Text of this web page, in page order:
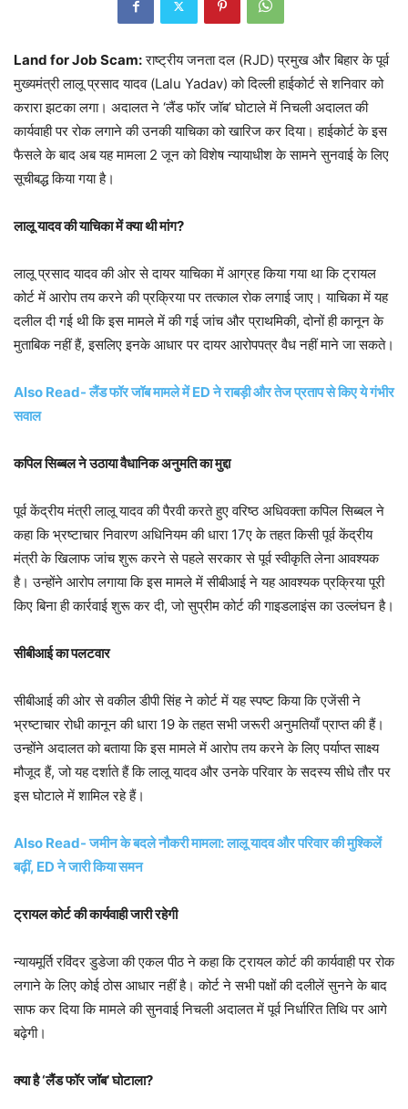
Land for Job Scam:राष्ट्रीय जनता दल (RJD) प्रमुख और बिहार के पूर्व
मुख्यमंत्री लालू प्रसाद यादव (Lalu Yadav) को दिल्ली हाईकोर्ट से शनिवार को
करारा झटका लगा। अदालत ने ‘लैंड फॉर जॉब’ घोटाले में निचली अदालत की
कार्यवाही पर रोक लगाने की उनकी याचिका को खारिज कर दिया। हाईकोर्ट के इस
फैसले के बाद अब यह मामला 2 जून को विशेष न्यायाधीश के सामने सुनवाई के लिए
सूचीबद्ध किया गया है।
लालू यादव की याचिका में क्या थी मांग?
लालू प्रसाद यादव की ओर से दायर याचिका में आग्रह किया गया था कि ट्रायल
कोर्ट में आरोप तय करने की प्रक्रिया पर तत्काल रोक लगाई जाए। याचिका में यह
दलील दी गई थी कि इस मामले में की गई जांच और प्राथमिकी, दोनों ही कानून के
मुताबिक नहीं हैं, इसलिए इनके आधार पर दायर आरोपपत्र वैध नहीं माने जा सकते।
Also Read- लैंड फॉर जॉब मामले में ED ने राबड़ी और तेज प्रताप से किए ये गंभीर
सवाल
कपिल सिब्बल ने उठाया वैधानिक अनुमति का मुद्दा
पूर्व केंद्रीय मंत्री लालू यादव की पैरवी करते हुए वरिष्ठ अधिवक्ता कपिल सिब्बल ने
कहा कि भ्रष्टाचार निवारण अधिनियम की धारा 17ए के तहत किसी पूर्व केंद्रीय
मंत्री के खिलाफ जांच शुरू करने से पहले सरकार से पूर्व स्वीकृति लेना आवश्यक
है। उन्होंने आरोप लगाया कि इस मामले में सीबीआई ने यह आवश्यक प्रक्रिया पूरी
किए बिना ही कार्रवाई शुरू कर दी, जो सुप्रीम कोर्ट की गाइडलाइंस का उल्लंघन है।
सीबीआई का पलटवार
सीबीआई की ओर से वकील डीपी सिंह ने कोर्ट में यह स्पष्ट किया कि एजेंसी ने
भ्रष्टाचार रोधी कानून की धारा 19 के तहत सभी जरूरी अनुमतियाँ प्राप्त की हैं।
उन्होंने अदालत को बताया कि इस मामले में आरोप तय करने के लिए पर्याप्त साक्ष्य
मौजूद हैं, जो यह दर्शाते हैं कि लालू यादव और उनके परिवार के सदस्य सीधे तौर पर
इस घोटाले में शामिल रहे हैं।
Also Read- जमीन के बदले नौकरी मामला: लालू यादव और परिवार की मुश्किलें
बढ़ीं, ED ने जारी किया समन
ट्रायल कोर्ट की कार्यवाही जारी रहेगी
न्यायमूर्ति रविंदर डुडेजा की एकल पीठ ने कहा कि ट्रायल कोर्ट की कार्यवाही पर रोक
लगाने के लिए कोई ठोस आधार नहीं है। कोर्ट ने सभी पक्षों की दलीलें सुनने के बाद
साफ कर दिया कि मामले की सुनवाई निचली अदालत में पूर्व निर्धारित तिथि पर आगे
बढ़ेगी।
क्या है ‘लैंड फॉर जॉब’ घोटाला?